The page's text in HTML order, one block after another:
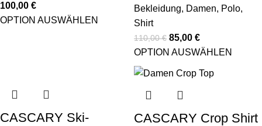
100,00 €
OPTION AUSWÄHLEN
Bekleidung, Damen, Polo,
Shirt
110,00€ 85,00 €
OPTION AUSWÄHLEN
CASCARY Ski-
CASCARY Crop Shirt